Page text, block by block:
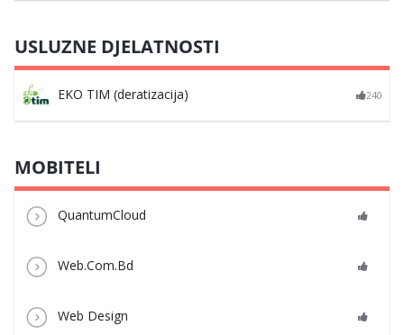
USLUZNE DJELATNOSTI
EKO TIM (deratizacija) 240
MOBITELI
QuantumCloud
Web.Com.Bd
Web Design